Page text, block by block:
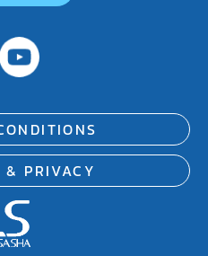
& PRIVACY